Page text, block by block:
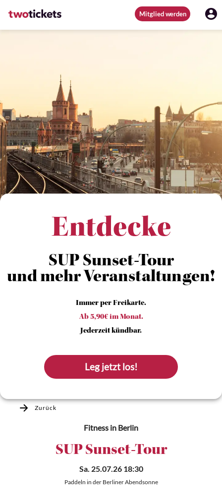
Mitglied werden
Entdecke
SUP Sunset-Tour
und mehr Veranstaltungen!
Immer per Freikarte.
Ab 5,90€ im Monat.
Jederzeit kündbar.
Leg jetzt los!
Zurück
Fitness in Berlin
SUP Sunset-Tour
Sa. 25.07.26 18:30
Paddeln in der Berliner Abendsonne